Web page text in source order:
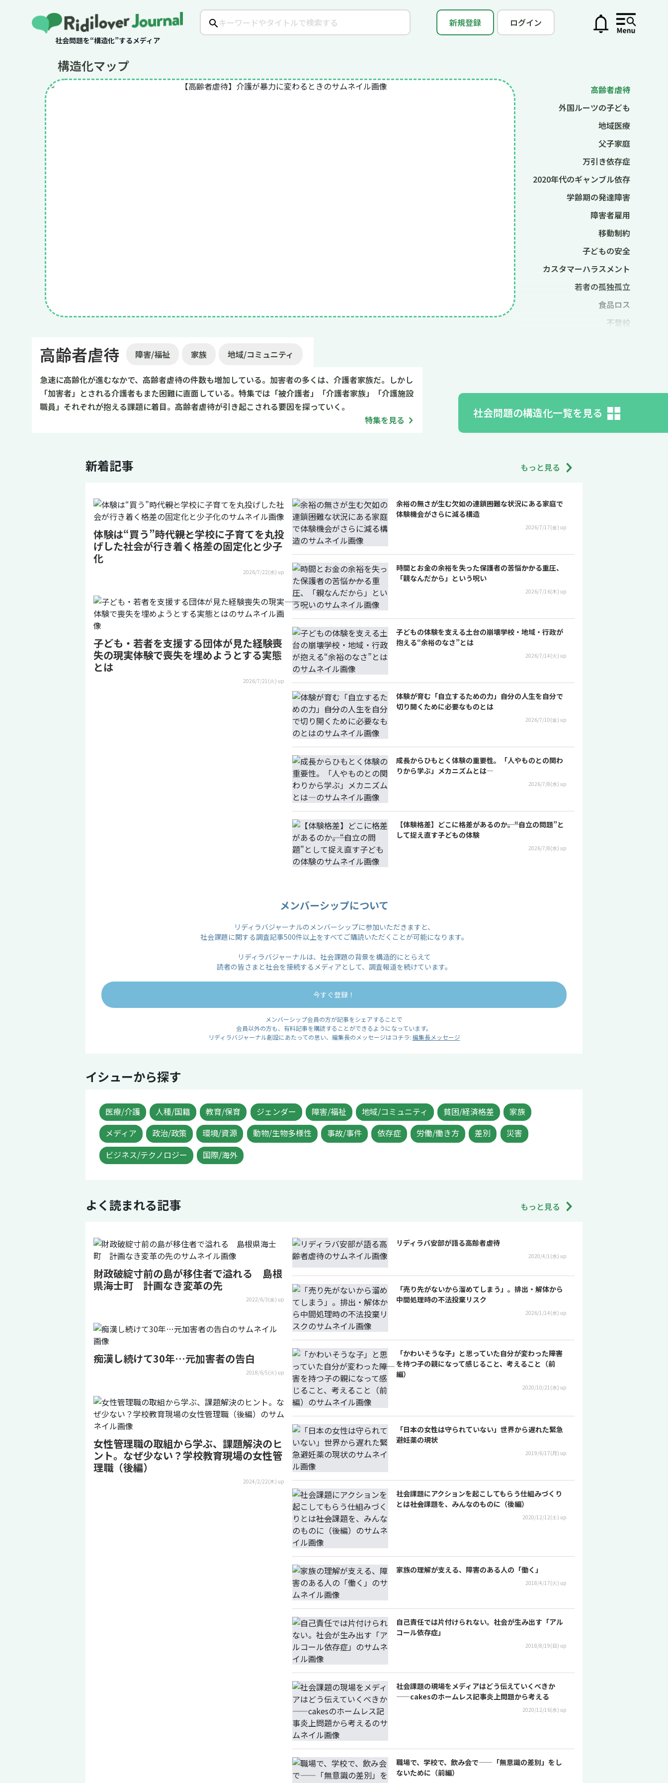
社会問題を“構造化”するメディア
新規登録 ログイン
構造化マップ
高齢者虐待
外国ルーツの子ども
地域医療
父子家庭
万引き依存症
2020年代のギャンブル依存
学齢期の発達障害
障害者雇用
移動制約
子どもの安全
カスタマーハラスメント
若者の孤独孤立
食品ロス
不登校
特別養子縁組
ヘイトスピーチ
ヤングケアラー
高齢者虐待 障害/福祉 家族 地域/コミュニティ
急速に高齢化が進むなかで、高齢者虐待の件数も増加している。加害者の多くは、介護者家族だ。しかし
「加害者」とされる介護者もまた困難に直面している。特集では「被介護者」「介護者家族」「介護施設
職員」それぞれが抱える課題に着目。高齢者虐待が引き起こされる要因を探っていく。
特集を見る
社会問題の構造化一覧を見る
新着記事 もっと見る
体験は“買う”時代――親と学校に子育てを丸投
げした社会が行き着く格差の固定化と少子
化
2026/7/22(水) up
子ども・若者を支援する団体が見た経験喪
失の現実――体験で喪失を埋めようとする実態
とは
2026/7/21(火) up
余裕の無さが生む欠如の連鎖――困難な状況にある家庭で
体験機会がさらに減る構造
2026/7/17(金) up
時間とお金の余裕を失った保護者の苦悩――かかる重圧、
「親なんだから」という呪い
2026/7/16(木) up
子どもの体験を支える土台の崩壊――学校・地域・行政が
抱える“余裕のなさ”とは
2026/7/14(火) up
体験が育む「自立するための力」――自分の人生を自分で
切り開くために必要なものとは
2026/7/10(金) up
成長からひもとく体験の重要性。「人やものとの関わ
りから学ぶ」メカニズムとは―
2026/7/8(水) up
【体験格差】どこに格差があるのか――。“自立の問題”と
して捉え直す子どもの体験
2026/7/8(水) up
メンバーシップについて
リディラバジャーナルのメンバーシップに参加いただきますと、
社会課題に関する調査記事500件以上をすべてご購読いただくことが可能になります。
リディラバジャーナルは、社会課題の背景を構造的にとらえて
読者の皆さまと社会を接続するメディアとして、調査報道を続けています。
今すぐ登録！
メンバーシップ会員の方が記事をシェアすることで
会員以外の方も、有料記事を購読することができるようになっています。
リディラバジャーナル創設にあたっての思い、編集長のメッセージはコチラ: 編集長メッセージ
イシューから探す
医療/介護 人種/国籍 教育/保育 ジェンダー 障害/福祉 地域/コミュニティ 貧困/経済格差
家族
メディア
政治/政策 環境/資源 動物/生物多様性 事故/事件 依存症 労働/働き方 差別
災害
ビジネス/テクノロジー
国際/海外
よく読まれる記事 もっと見る
財政破綻寸前の島が移住者で溢れる 島根
県海士町 計画なき変革の先
2022/6/3(金) up
痴漢し続けて30年…元加害者の告白
2018/6/5(火) up
女性管理職の取組から学ぶ、課題解決のヒ
ント。なぜ少ない？学校教育現場の女性管
理職（後編）
2024/2/22(木) up
リディラバ安部が語る高齢者虐待
2020/4/1(水) up
「売り先がないから溜めてしまう」。排出・解体から
中間処理時の不法投棄リスク
2026/1/14(水) up
「かわいそうな子」と思っていた自分が変わった――障害
を持つ子の親になって感じること、考えること（前
編）
2020/10/21(水) up
「日本の女性は守られていない」世界から遅れた緊急
避妊薬の現状
2019/6/17(月) up
社会課題にアクションを起こしてもらう仕組みづくり
とは――社会課題を、みんなのものに（後編）
2020/12/12(土) up
家族の理解が支える、障害のある人の「働く」
2018/4/17(火) up
自己責任では片付けられない。社会が生み出す「アル
コール依存症」
2018/8/19(日) up
社会課題の現場をメディアはどう伝えていくべきか
——cakesのホームレス記事炎上問題から考える
2020/12/16(水) up
職場で、学校で、飲み会で——「無意識の差別」をし
ないために（前編）